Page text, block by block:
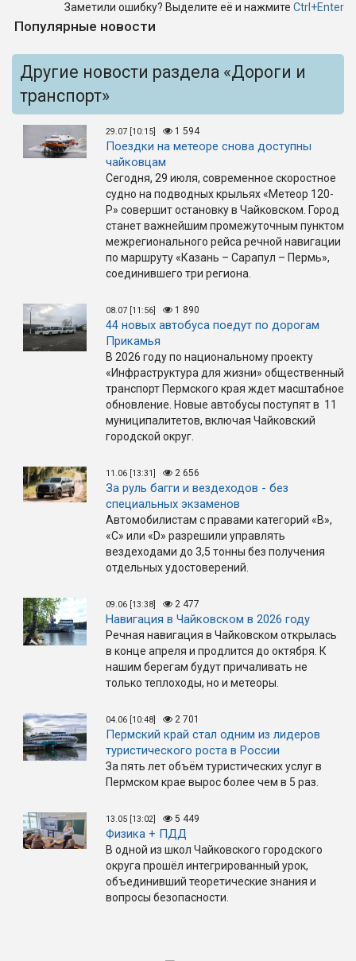
Заметили ошибку? Выделите её и нажмите Ctrl+Enter
Популярные новости
Другие новости раздела «Дороги и
транспорт»
29.07 [10:15] 1 594
Поездки на метеоре снова доступны
чайковцам
Сегодня, 29 июля, современное скоростное
судно на подводных крыльях «Метеор 120-
Р» совершит остановку в Чайковском. Город
станет важнейшим промежуточным пунктом
межрегионального рейса речной навигации
по маршруту «Казань – Сарапул – Пермь»,
соединившего три региона.
08.07 [11:56] 1 890
44 новых автобуса поедут по дорогам
Прикамья
В 2026 году по национальному проекту
«Инфраструктура для жизни» общественный
транспорт Пермского края ждет масштабное
обновление. Новые автобусы поступят в 11
муниципалитетов, включая Чайковский
городской округ.
11.06 [13:31] 2 656
За руль багги и вездеходов - без
специальных экзаменов
Автомобилистам с правами категорий «B»,
«C» или «D» разрешили управлять
вездеходами до 3,5 тонны без получения
отдельных удостоверений.
09.06 [13:38] 2 477
Навигация в Чайковском в 2026 году
Речная навигация в Чайковском открылась
в конце апреля и продлится до октября. К
нашим берегам будут причаливать не
только теплоходы, но и метеоры.
04.06 [10:48] 2 701
Пермский край стал одним из лидеров
туристического роста в России
За пять лет объём туристических услуг в
Пермском крае вырос более чем в 5 раз.
13.05 [13:02] 5 449
Физика + ПДД
В одной из школ Чайковского городского
округа прошёл интегрированный урок,
объединивший теоретические знания и
вопросы безопасности.